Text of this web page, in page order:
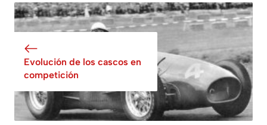
Evolución de los cascos en
competición